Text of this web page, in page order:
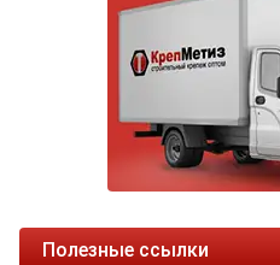
Полезные ссылки